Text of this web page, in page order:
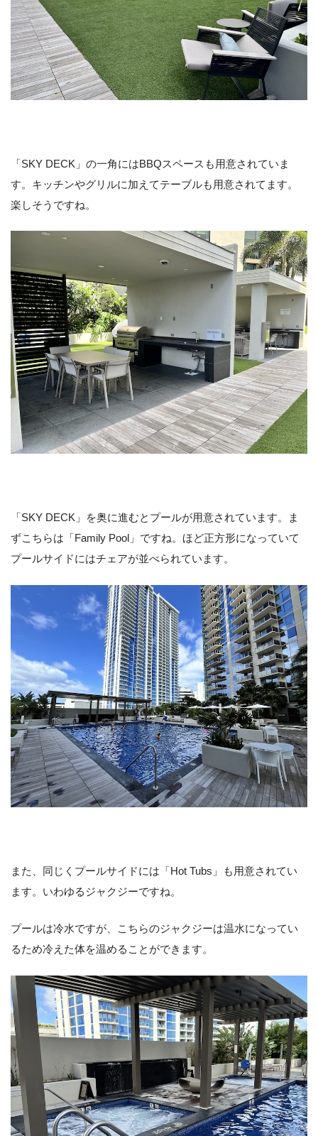
「SKY DECK」の一角にはBBQスペースも用意されていま
す。キッチンやグリルに加えてテーブルも用意されてます。
楽しそうですね。
「SKY DECK」を奥に進むとプールが用意されています。ま
ずこちらは「Family Pool」ですね。ほど正方形になっていて
プールサイドにはチェアが並べられています。
また、同じくプールサイドには「Hot Tubs」も用意されてい
ます。いわゆるジャクジーですね。
プールは冷水ですが、こちらのジャクジーは温水になってい
るため冷えた体を温めることができます。